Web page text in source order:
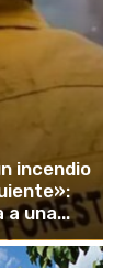
incendio
una...